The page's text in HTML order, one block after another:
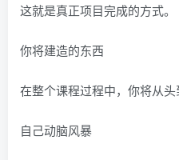
这就是真正项目完成的方式。
你将建造的东西
在整个课程过程中，你将从头
自己动脑风暴